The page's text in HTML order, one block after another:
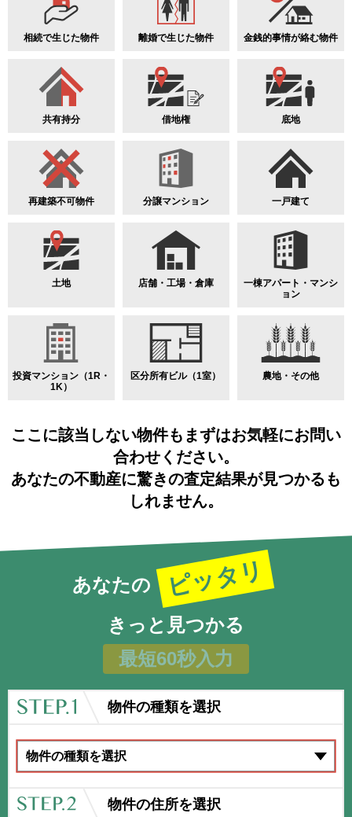
相続で生じた物件 離婚で生じた物件 金銭的事情が絡む物件
共有持分 借地権 底地
再建築不可物件 分譲マンション 一戸建て
土地 店舗・工場・倉庫
一棟アパート・マンシ
ョン
投資マンション（1R・
1K）
区分所有ビル（1室） 農地・その他
ここに該当しない物件もまずはお気軽にお問い
合わせください。
あなたの不動産に驚きの査定結果が見つかるも
しれません。
あなたの ピッタリ
きっと見つかる
最短60秒入力
物件の種類を選択
物件の住所を選択